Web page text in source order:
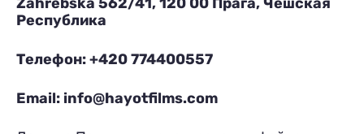
Республика
Телефон: +420 774400557
Email: info@hayotfilms.com